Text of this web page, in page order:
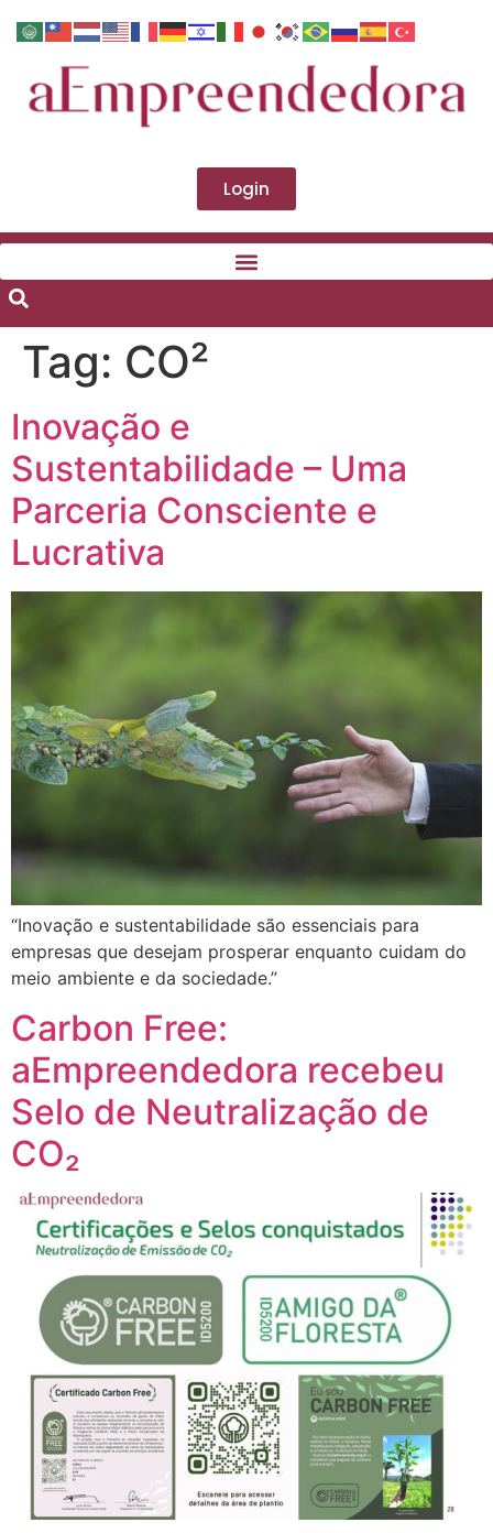
Login
Tag: CO²
Inovação e
Sustentabilidade – Uma
Parceria Consciente e
Lucrativa
“Inovação e sustentabilidade são essenciais para
empresas que desejam prosperar enquanto cuidam do
meio ambiente e da sociedade.”
Carbon Free:
aEmpreendedora recebeu
Selo de Neutralização de
CO₂